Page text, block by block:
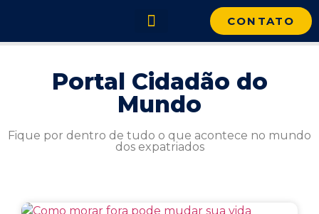
CONTATO
Portal Cidadão do
Mundo
Fique por dentro de tudo o que acontece no mundo
dos expatriados